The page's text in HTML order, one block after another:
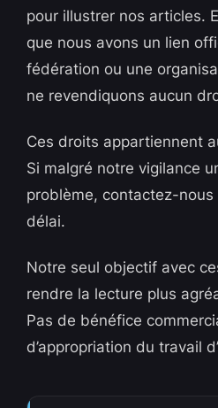
pour illustrer nos articles.
que nous avons un lien
fédération ou une
ne revendiquons aucun
Ces droits appartiennent
Si malgré notre vigilance
problème, contactez-
délai.
Notre seul objectif avec
rendre la lecture plus
Pas de bénéfice
d’appropriation du travail